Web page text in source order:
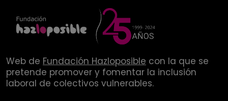
Web de Fundación Hazloposible con la que se
pretende promover y fomentar la inclusión
laboral de colectivos vulnerables.